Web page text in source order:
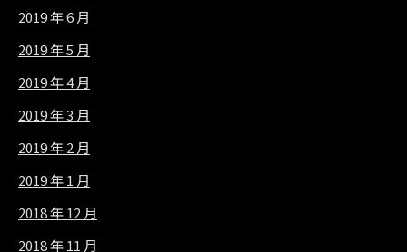
2019 年 6 月
2019 年 5 月
2019 年 4 月
2019 年 3 月
2019 年 2 月
2019 年 1 月
2018 年 12 月
2018 年 11 月